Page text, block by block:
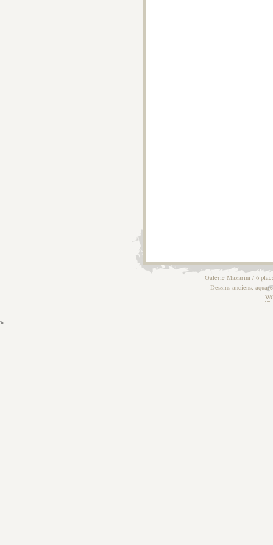
Galerie Mazarini / 6
Dessins anciens,
>